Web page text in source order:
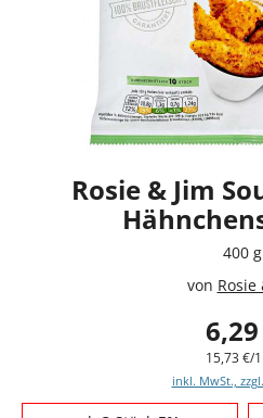
Rosie & Jim
400 g
von Rosie
15,73 €/
inkl. MwSt.,
Staffelpreise - Mengenrabatt